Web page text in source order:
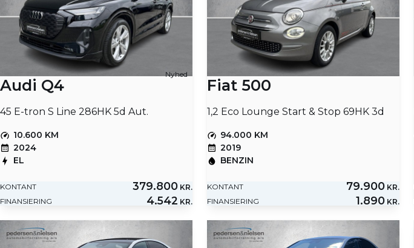
Nyhed
Audi Q4
45 E-tron S Line 286HK 5d Aut.
10.600 KM
2024
EL
KONTANT 379.800 KR.
FINANSIERING
4.542 KR.
Fiat 500
1,2 Eco Lounge Start & Stop 69HK 3d
94.000 KM
2019
BENZIN
KONTANT 79.900 KR.
FINANSIERING
1.890 KR.